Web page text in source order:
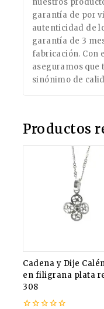
nuestros
garantía de por
autenticidad de
garantía de 3
fabricación. Con
aseguramos que
sinónimo de
Productos
Cadena y Dije
en filigrana plata
308